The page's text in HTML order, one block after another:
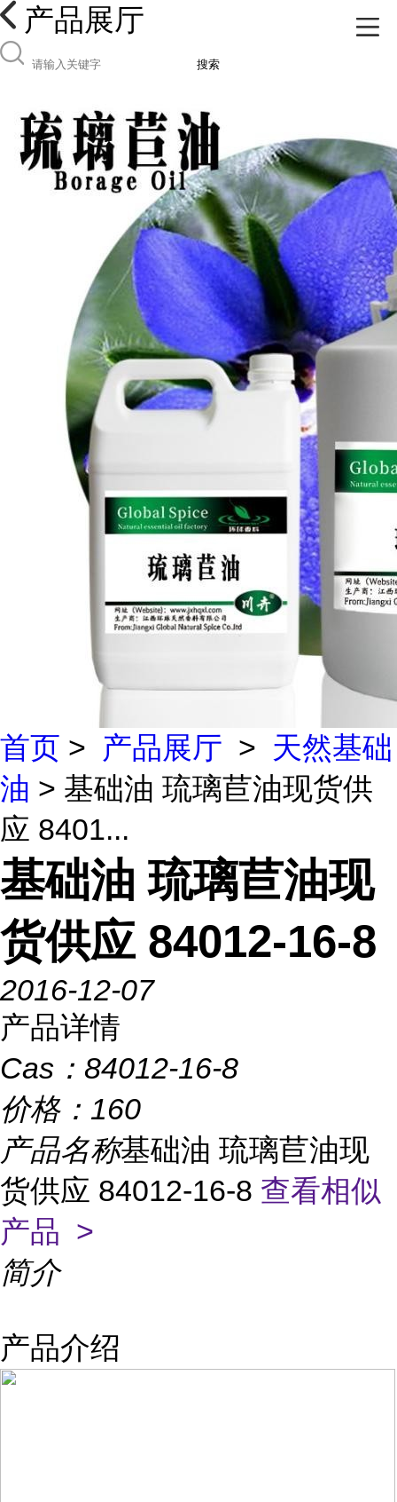
产品展厅
搜索
首页 > 产品展厅 > 天然基础
油 > 基础油 琉璃苣油现货供
应 8401...
基础油 琉璃苣油现
货供应 84012-16-8
2016-12-07
产品详情
Cas： 84012-16-8
价格： 160
产品名称基础油 琉璃苣油现
货供应 84012-16-8 查看相似
产品 >
简介
产品介绍